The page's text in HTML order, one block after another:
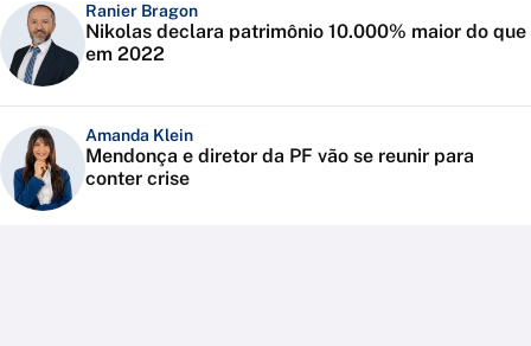
Ranier Bragon
Nikolas declara patrimônio 10.000% maior do que
em 2022
Amanda Klein
Mendonça e diretor da PF vão se reunir para
conter crise